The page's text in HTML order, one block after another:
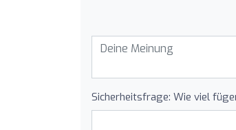
Sicherheitsfrage: Wie viel